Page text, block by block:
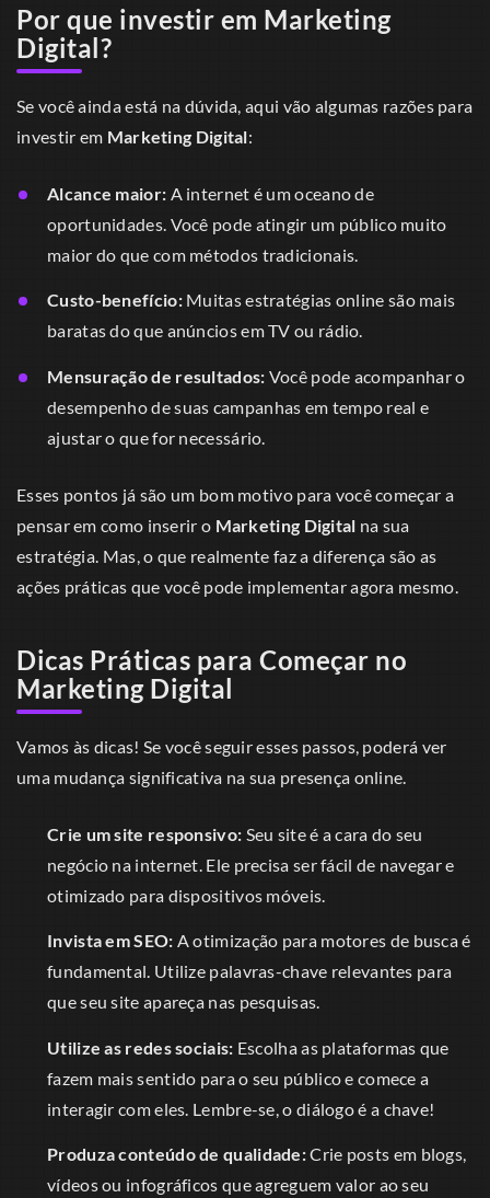
Por que investir em Marketing
Digital?
Se você ainda está na dúvida, aqui vão algumas razões para
investir em Marketing Digital:
Alcance maior: A internet é um oceano de
oportunidades. Você pode atingir um público muito
maior do que com métodos tradicionais.
Custo-benefício:Muitas estratégias online são mais
baratas do que anúncios em TV ou rádio.
Mensuração de resultados: Você pode acompanhar o
desempenho de suas campanhas em tempo real e
ajustar o que for necessário.
Esses pontos já são um bom motivo para você começar a
pensar em como inserir o Marketing Digital na sua
estratégia. Mas, o que realmente faz a diferença são as
ações práticas que você pode implementar agora mesmo.
Dicas Práticas para Começar no
Marketing Digital
Vamos às dicas! Se você seguir esses passos, poderá ver
uma mudança significativa na sua presença online.
Crie um site responsivo: Seu site é a cara do seu
negócio na internet. Ele precisa ser fácil de navegar e
otimizado para dispositivos móveis.
Invista em SEO: A otimização para motores de busca é
fundamental. Utilize palavras-chave relevantes para
que seu site apareça nas pesquisas.
Utilize as redes sociais: Escolha as plataformas que
fazem mais sentido para o seu público e comece a
interagir com eles. Lembre-se, o diálogo é a chave!
Produza conteúdo de qualidade:Crie posts em blogs,
vídeos ou infográficos que agreguem valor ao seu